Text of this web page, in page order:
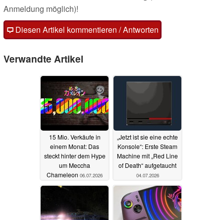
Anmeldung möglich)!
Diesen Artikel kommentieren / Antworten
Verwandte Artikel
15 Mio. Verkäufe in
einem Monat: Das
steckt hinter dem Hype
um Meccha
Chameleon 06.07.2026
„Jetzt ist sie eine echte
Konsole“: Erste Steam
Machine mit „Red Line
of Death“ aufgetaucht
04.07.2026